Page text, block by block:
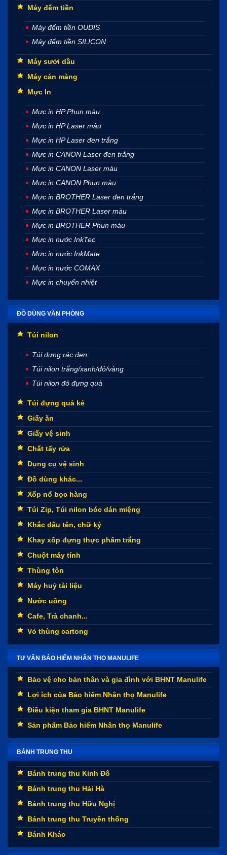
Máy đếm tiền
Máy đếm tiền OUDIS
Máy đếm tiền SILICON
Máy sưởi dầu
Máy cán màng
Mực In
Mực in HP Phun màu
Mực in HP Laser màu
Mực in HP Laser đen trắng
Mực in CANON Laser đen trắng
Mực in CANON Laser màu
Mực in CANON Phun màu
Mực in BROTHER Laser đen trắng
Mực in BROTHER Laser màu
Mực in BROTHER Phun màu
Mực in nước InkTec
Mực in nước InkMate
Mực in nước COMAX
Mực in chuyển nhiệt
ĐỒ DÙNG VĂN PHÒNG
Túi nilon
Túi đựng rác đen
Túi nilon trắng/xanh/đỏ/vàng
Túi nilon đỏ đựng quà
Túi đựng quà kẻ
Giấy ăn
Giấy vệ sinh
Chất tẩy rửa
Dụng cụ vệ sinh
Đồ dùng khác...
Xốp nổ bọc hàng
Túi Zip, Túi nilon bóc dán miệng
Khắc dấu tên, chữ ký
Khay xốp đựng thực phẩm trắng
Chuột máy tính
Thùng tôn
Máy huỷ tài liệu
Nước uống
Cafe, Trà chanh...
Vỏ thùng cartong
TƯ VẤN BẢO HIỂM NHÂN THỌ MANULIFE
Bảo vệ cho bản thân và gia đình với BHNT Manulife
Lợi ích của Bảo hiểm Nhân thọ Manulife
Điều kiện tham gia BHNT Manulife
Sản phẩm Bảo hiểm Nhân thọ Manulife
BÁNH TRUNG THU
Bánh trung thu Kinh Đô
Bánh trung thu Hải Hà
Bánh trung thu Hữu Nghị
Bánh trung thu Truyền thống
Bánh Khác